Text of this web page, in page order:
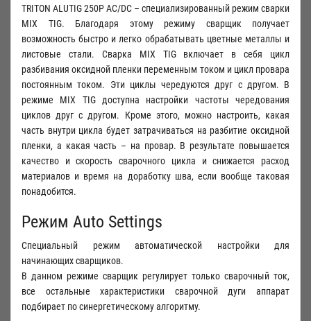
TRITON ALUTIG 250Р AC/DC – специализированный режим сварки
MIX TIG. Благодаря этому режиму сварщик получает
возможность быстро и легко обрабатывать цветные металлы и
листовые стали. Сварка MIX TIG включает в себя цикл
разбивания оксидной пленки переменным током и цикл провара
постоянным током. Эти циклы чередуются друг с другом. В
режиме MIX TIG доступна настройки частоты чередования
циклов друг с другом. Кроме этого, можно настроить, какая
часть внутри цикла будет затрачиваться на разбитие оксидной
пленки, а какая часть – на провар. В результате повышается
качество и скорость сварочного цикла и снижается расход
материалов и время на доработку шва, если вообще таковая
понадобится.
Режим Auto Settings
Специальный режим автоматической настройки для
начинающих сварщиков.
В данном режиме сварщик регулирует только сварочный ток,
все остальные характеристики сварочной дуги аппарат
подбирает по синергетическому алгоритму.